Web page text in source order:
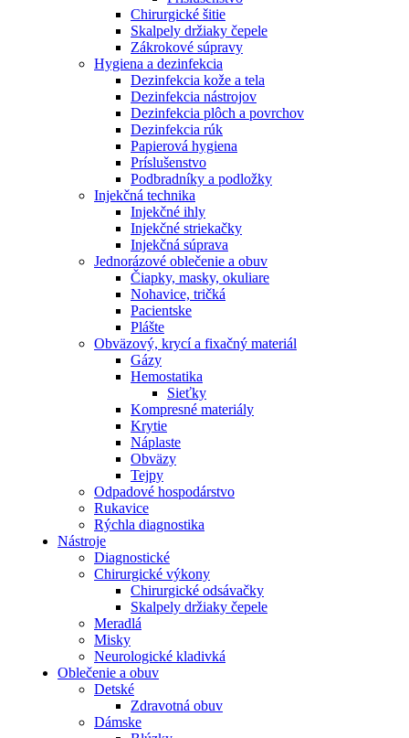
Chirurgické šitie
Skalpely držiaky čepele
Zákrokové súpravy
Hygiena a dezinfekcia
Dezinfekcia kože a tela
Dezinfekcia nástrojov
Dezinfekcia plôch a povrchov
Dezinfekcia rúk
Papierová hygiena
Príslušenstvo
Podbradníky a podložky
Injekčná technika
Injekčné ihly
Injekčné striekačky
Injekčná súprava
Jednorázové oblečenie a obuv
Čiapky, masky, okuliare
Nohavice, tričká
Pacientske
Plášte
Obväzový, krycí a fixačný materiál
Gázy
Hemostatika
Sieťky
Kompresné materiály
Krytie
Náplaste
Obväzy
Tejpy
Odpadové hospodárstvo
Rukavice
Rýchla diagnostika
Nástroje
Diagnostické
Chirurgické výkony
Chirurgické odsávačky
Skalpely držiaky čepele
Meradlá
Misky
Neurologické kladivká
Oblečenie a obuv
Detské
Zdravotná obuv
Dámske